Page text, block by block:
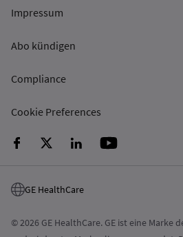
Impressum
Abo kündigen
Compliance
Cookie Preferences
GE HealthCare
© 2026 GE HealthCare. GE ist eine Marke